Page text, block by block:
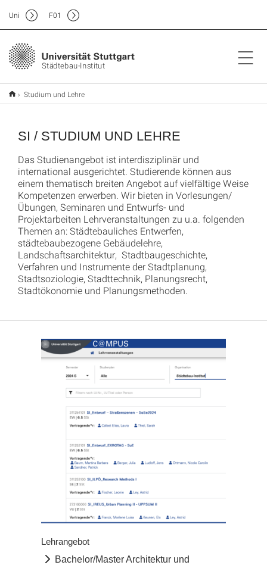
Städtebau-Institut
Uni F01
Studium und Lehre
SI / STUDIUM UND LEHRE
Das Studienangebot ist interdisziplinär und
international ausgerichtet. Studierende können aus
einem thematisch breiten Angebot auf vielfältige Weise
Kompetenzen erwerben. Wir bieten in Vorlesungen/
Übungen, Seminaren und Entwurfs- und
Projektarbeiten Lehrveranstaltungen zu u.a. folgenden
Themen an: Städtebauliches Entwerfen,
städtebaubezogene Gebäudelehre,
Landschaftsarchitektur, Stadtbaugeschichte,
Verfahren und Instrumente der Stadtplanung,
Stadtsoziologie, Stadttechnik, Planungsrecht,
Stadtökonomie und Planungsmethoden.
Lehrangebot
Bachelor/Master Architektur und